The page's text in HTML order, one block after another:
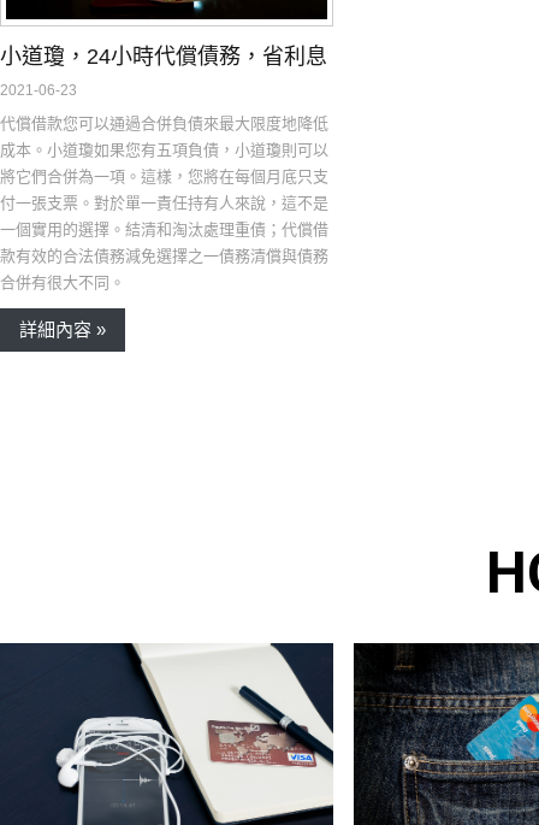
小道瓊，24小時代償債務，省利息
2021-06-23
代償借款您可以通過合併負債來最大限度地降低
成本。小道瓊如果您有五項負債，小道瓊則可以
將它們合併為一項。這樣，您將在每個月底只支
付一張支票。對於單一責任持有人來說，這不是
一個實用的選擇。結清和淘汰處理重債；代償借
款有效的合法債務減免選擇之一債務清償與債務
合併有很大不同。
詳細內容 »